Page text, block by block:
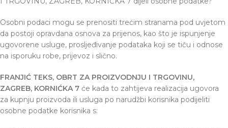
Osobni podaci mogu se prenositi trećim stranama pod uvjetom
da postoji opravdana osnova za prijenos, kao što je ispunjenje
ugovorene usluge, prosljeđivanje podataka koji se tiču i odnose
na isporuku robe, prijevoz i slično.
FRANJIĆ TEKS, OBRT ZA PROIZVODNJU I TRGOVINU,
ZAGREB, KORNIĆKA 7 će kada to zahtijeva realizacija ugovora
za kupnju proizvoda ili usluga po narudžbi korisnika podijeliti
osobne podatke korisnika s: